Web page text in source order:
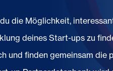
die Möglichkeit,
deines Start-ups zu
und finden gemeinsam die